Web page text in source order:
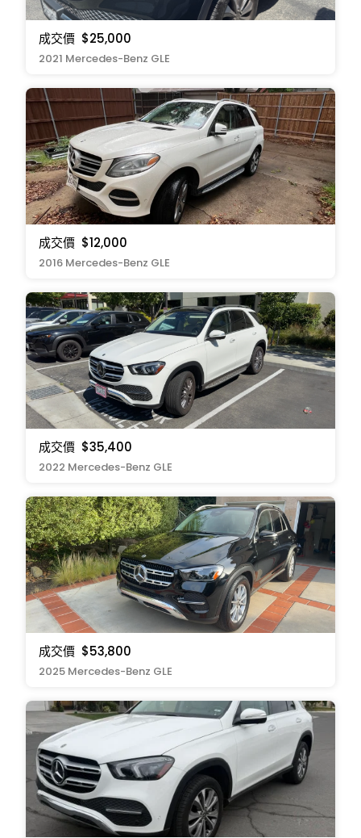
成交價 $25,000
2021 Mercedes-Benz GLE
成交價 $12,000
2016 Mercedes-Benz GLE
成交價 $35,400
2022 Mercedes-Benz GLE
成交價 $53,800
2025 Mercedes-Benz GLE